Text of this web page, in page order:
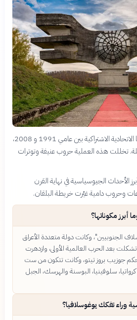
تفككت جمهورية يوغوسلافيا الاتحادية الاشتراكية بين عامي 1991 و 2008،
تخللت هذه العملية حروب عنيفة وتوترات
الأحداث الجيوسياسية في نهاية القرن
وحروب دامية غيّرت خريطة البلقان.
أبرز مكوناتها؟
الجنوبيين"، وكانت دولة متعددة الأعراق
تشكلت بعد الحرب العالمية الأولى، وازدهرت
جوزيب بروز تيتو، وكانت تتكون من ست
سلوفينيا، البوسنة والهرسك، الجبل
وراء تفكك يوغوسلافيا؟